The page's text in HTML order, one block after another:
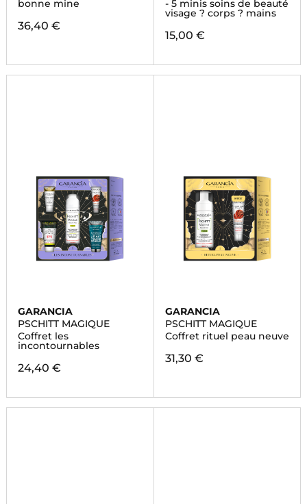
bonne mine
36,40 €
- 5 minis soins de beauté
visage ? corps ? mains
15,00 €
GARANCIA
PSCHITT MAGIQUE
Coffret les
incontournables
24,40 €
GARANCIA
PSCHITT MAGIQUE
Coffret rituel peau neuve
31,30 €